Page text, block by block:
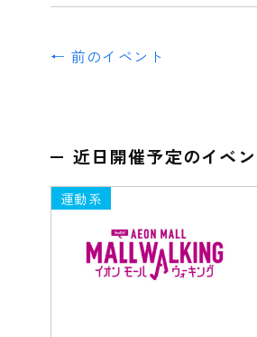
← 前のイベント
近日開催予定のイベ
運動系